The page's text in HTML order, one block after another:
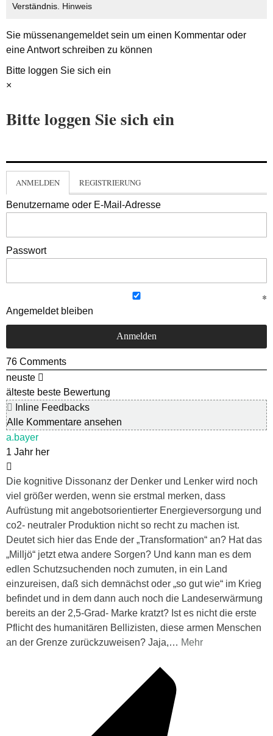
Verständnis. Hinweis
Sie müssenangemeldetsein um einen Kommentar oder
eine Antwort schreiben zu können
Bitte loggen Sie sich ein
×
Bitte loggen Sie sich ein
ANMELDEN REGISTRIERUNG
Benutzername oder E-Mail-Adresse
Passwort
Angemeldet bleiben
76 Comments
neuste
älteste beste Bewertung
Inline Feedbacks
Alle Kommentare ansehen
a.bayer
1 Jahr her
Die kognitive Dissonanz der Denker und Lenker wird noch
viel größer werden, wenn sie erstmal merken, dass
Aufrüstung mit angebotsorientierter Energieversorgung und
co2- neutraler Produktion nicht so recht zu machen ist.
Deutet sich hier das Ende der „Transformation“ an? Hat das
„Milljö“ jetzt etwa andere Sorgen? Und kann man es dem
edlen Schutzsuchenden noch zumuten, in ein Land
einzureisen, daß sich demnächst oder „so gut wie“ im Krieg
befindet und in dem dann auch noch die Landeserwärmung
bereits an der 2,5-Grad- Marke kratzt? Ist es nicht die erste
Pflicht des humanitären Bellizisten, diese armen Menschen
an der Grenze zurückzuweisen? Jaja,… Mehr